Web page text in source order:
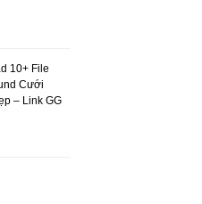
10+ File
Cưới
– Link GG